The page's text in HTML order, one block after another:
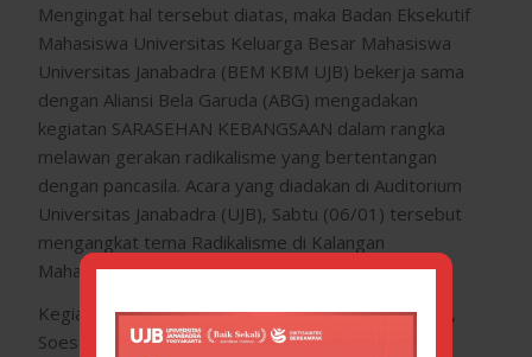
Mengingat hal tersebut diatas, maka Badan Eksekutif
Mahasiswa Universitas Keluarga Besar Mahasiswa
Universitas Janabadra (BEM KBM UJB) bekerja sama
dengan Aliansi Bela Garuda (ABG) mengadakan
kegiatan SARASEHAN KEBANGSAAN dalam rangka
melawan gerakan radikalisme yang bertentangan
dengan pancasila. Acara yang diadakan di Auditorium
Universitas Janabadra (UJB), Sabtu (06/01) tersebut
mengangkat tema Radikalisme di Kalangan
Mahasiswa dan TKW.
Kegiatan yang menghadirkan pembicara antara lain,
Soes Hindharno, S.H.,M.H. (Dir. P2TKI Kemenaker